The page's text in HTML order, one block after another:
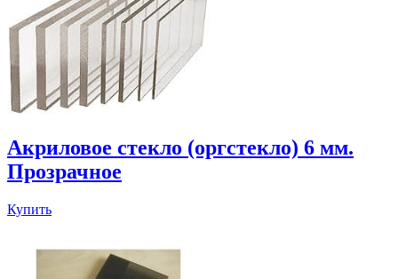
Акриловое стекло (оргстекло) 6 мм.
Прозрачное
Купить